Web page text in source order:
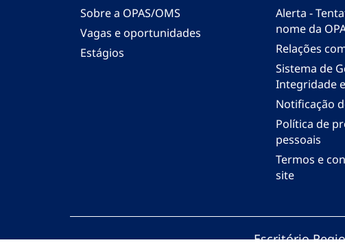
Sobre a OPAS/OMS
Vagas e oportunidades
Estágios
Alerta -
nome da
Relações
Sistema de
Integridade
Notificação
Política de
pessoais
Termos e
site
Escritório